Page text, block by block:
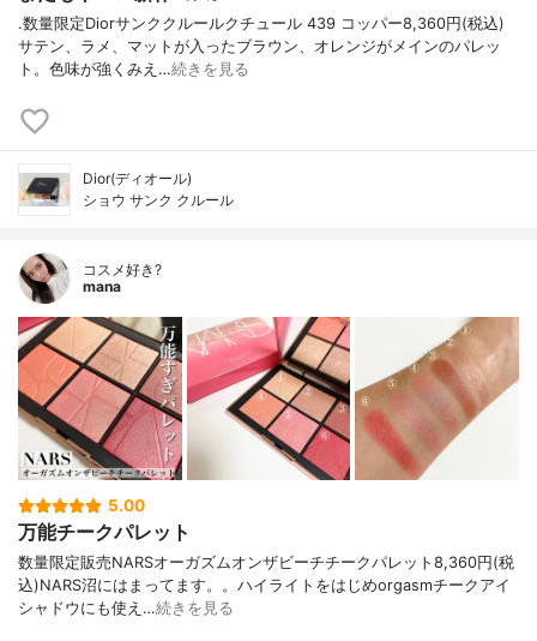
.数量限定Diorサンククルールクチュール 439 コッパー8,360円(税込)
サテン、ラメ、マットが入ったブラウン、オレンジがメインのパレッ
ト。色味が強くみえ…続きを見る
Dior(ディオール)
ショウ サンク クルール
コスメ好き?
mana
5.00
万能チークパレット
数量限定販売NARSオーガズムオンザビーチチークパレット8,360円(税
込)NARS沼にはまってます。。ハイライトをはじめorgasmチークアイ
シャドウにも使え…続きを見る